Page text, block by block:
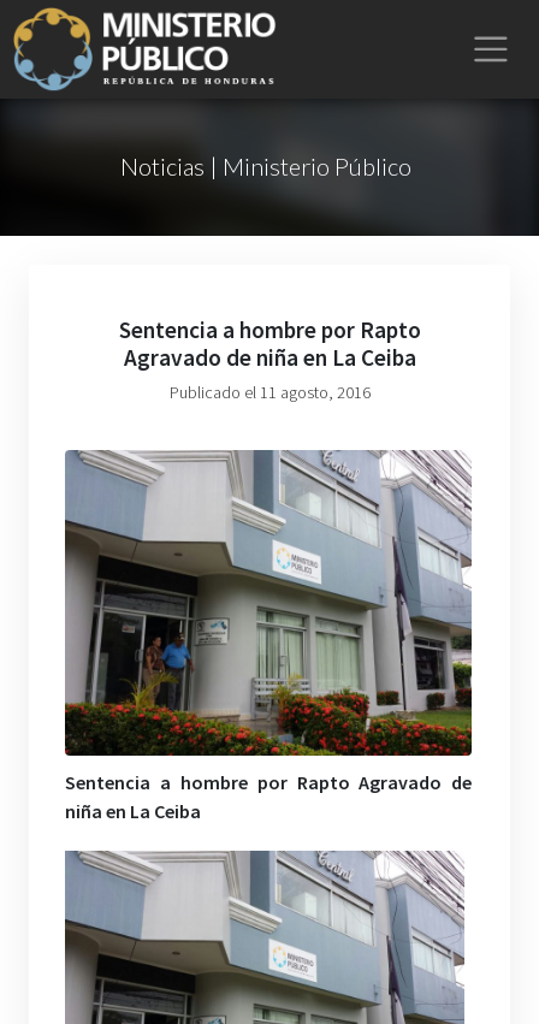
Noticias | Ministerio Público
Sentencia a hombre por Rapto
Agravado de niña en La Ceiba
Publicado el 11 agosto, 2016
Sentencia a hombre por Rapto Agravado de
niña en La Ceiba